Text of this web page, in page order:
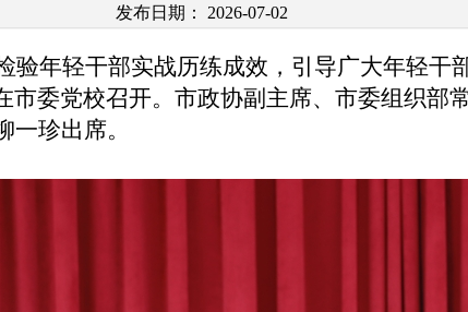
发布日期： 2026-07-02
验年轻干部实战历练成效，引导广大年轻干
市委党校召开。市政协副主席、市委组织部
珍出席。